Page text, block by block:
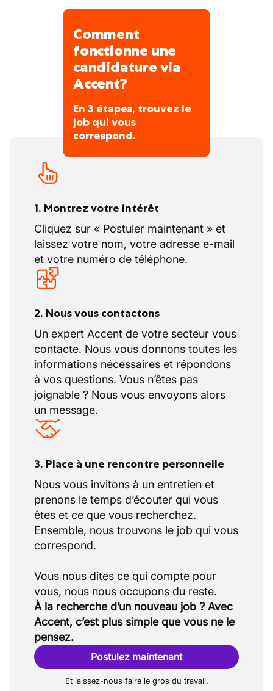
Comment
fonctionne une
candidature via
Accent?
En 3 étapes, trouvez le
job qui vous
correspond.
1. Montrez votre intérêt
Cliquez sur « Postuler maintenant » et
laissez votre nom, votre adresse e-mail
et votre numéro de téléphone.
2. Nous vous contactons
Un expert Accent de votre secteur vous
contacte. Nous vous donnons toutes les
informations nécessaires et répondons
à vos questions. Vous n’êtes pas
joignable ? Nous vous envoyons alors
un message.
3. Place à une rencontre personnelle
Nous vous invitons à un entretien et
prenons le temps d’écouter qui vous
êtes et ce que vous recherchez.
Ensemble, nous trouvons le job qui vous
correspond.
Vous nous dites ce qui compte pour
À la recherche d’un nouveau job ? Avec
Accent, c’est plus simple que vous ne le
pensez.
Postulez maintenant
Et laissez-nous faire le gros du travail.